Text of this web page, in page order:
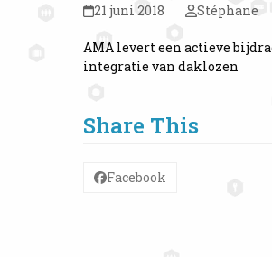
21 juni 2018 Stéphane
AMA levert een actieve
integratie van daklozen
Share This
Facebook